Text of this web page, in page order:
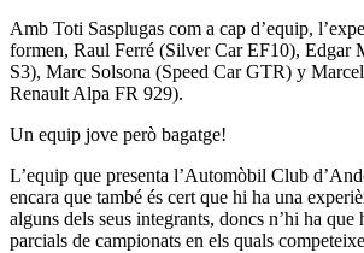
Amb Toti Sasplugas com a cap d’equip,
formen, Raul Ferré (Silver Car EF10), Edgar
S3), Marc Solsona (Speed Car GTR) y
Renault Alpa FR 929).
Un equip jove però bagatge!
L’equip que presenta l’Automòbil Club
encara que també és cert que hi ha una
alguns dels seus integrants, doncs n’hi ha que
parcials de campionats en els quals